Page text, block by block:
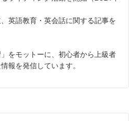
英語教育・英会話に関する記事を
」をモットーに、初心者から上級者
報を発信しています。